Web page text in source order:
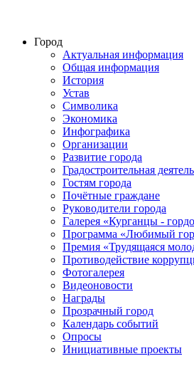
Город
Актуальная информация
Общая информация
История
Устав
Символика
Экономика
Инфографика
Организации
Развитие города
Градостроительная
Гостям города
Почётные граждане
Руководители города
Галерея «Курганцы -
Программа «Любимый
Премия «Трудящаяся
Противодействие
Фотогалерея
Видеоновости
Награды
Прозрачный город
Календарь событий
Опросы
Инициативные проекты